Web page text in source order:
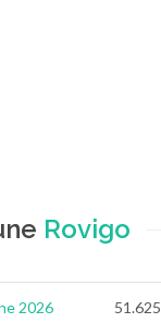
Rovigo
2026 51.625